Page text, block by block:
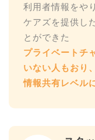
利用者情報をや
ケアズを提供し
プライベートチ
いない人もおり、
情報共有レベル